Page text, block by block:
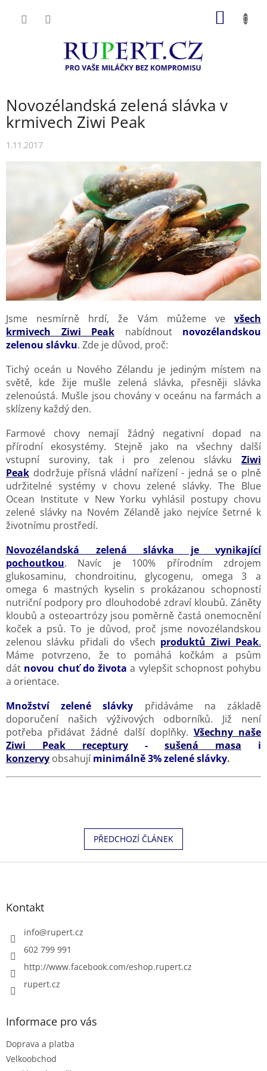
Novozélandská zelená slávka v
krmivech Ziwi Peak
1.11.2017
Jsme nesmírně hrdí, že Vám můžeme ve všech
krmivech Ziwi Peak nabídnout novozélandskou
zelenou slávku. Zde je důvod, proč:
Tichý oceán u Nového Zélandu je jediným místem na
světě, kde žije mušle zelená slávka, přesněji slávka
zelenoústá. Mušle jsou chovány v oceánu na farmách a
sklízeny každý den.
Farmové chovy nemají žádný negativní dopad na
přírodní ekosystémy. Stejně jako na všechny další
vstupní suroviny, tak i pro zelenou slávku Ziwi
Peak dodržuje přísná vládní nařízení - jedná se o plně
udržitelné systémy v chovu zelené slávky. The Blue
Ocean Institute v New Yorku vyhlásil postupy chovu
zelené slávky na Novém Zélandě jako nejvíce šetrné k
životnímu prostředí.
Novozélandská zelená slávka je vynikající
pochoutkou. Navíc je 100% přírodním zdrojem
glukosaminu, chondroitinu, glycogenu, omega 3 a
omega 6 mastných kyselin s prokázanou schopností
nutriční podpory pro dlouhodobé zdraví kloubů. Záněty
kloubů a osteoartrózy jsou poměrně častá onemocnění
koček a psů. To je důvod, proč jsme novozélandskou
zelenou slávku přidali do všech produktů Ziwi Peak.
Máme potvrzeno, že to pomáhá kočkám a psům
dát novou chuť do života a vylepšit schopnost pohybu
a orientace.
Množství zelené slávky přidáváme na základě
doporučení našich výživových odborníků. Již není
potřeba přidávat žádné další doplňky. Všechny naše
Ziwi Peak receptury - sušená masa i
konzervy obsahují minimálně 3% zelené slávky.
PŘEDCHOZÍ ČLÁNEK
Z
Kontakt
info@rupert.cz
602 799 991
http://www.facebook.com/eshop.rupert.cz
rupert.cz
Informace pro vás
Doprava a platba
Velkoobchod